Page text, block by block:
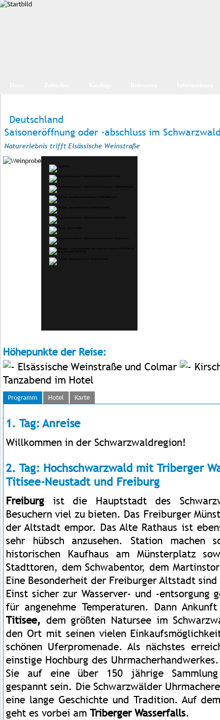
Deutschland
Saisoneröffnung oder -abschluss im
Naturerlebnis trifft Elsässische Weinstraße
Höhepunkte der Reise:
Elsässische Weinstraße und Colmar
Tanzabend im Hotel
Programm Hotel Karte
1. Tag: Anreise
Willkommen in der Schwarzwaldregion!
2. Tag: Hochschwarzwald mit Triberger
Titisee-Neustadt und Freiburg
Freiburg ist die Hauptstadt des
Besuchern viel zu bieten. Das Freiburger
der Altstadt empor. Das Alte Rathaus ist
sehr hübsch anzusehen. Station machen
historischen Kaufhaus am Münsterplatz
Stadttoren, dem Schwabentor, dem
Eine Besonderheit der Freiburger Altstadt
Einst sicher zur Wasserver- und -entsorgung
für angenehme Temperaturen. Dann
Titisee, dem größten Natursee im
den Ort mit seinen vielen
schönen Uferpromenade. Als nächstes
einstige Hochburg des
Sie auf eine über 150 jährige Sammlung
gespannt sein. Die Schwarzwälder
eine lange Geschichte und Tradition. Auf
geht es vorbei am Triberger Wasserfalls.